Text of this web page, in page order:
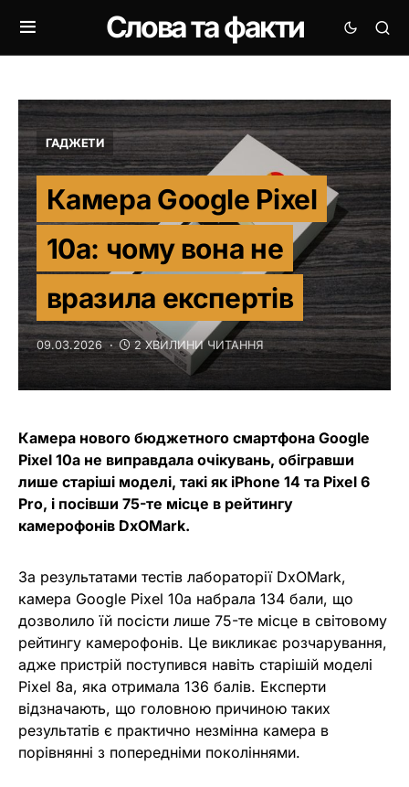
Слова та факти
ГАДЖЕТИ
Камера Google Pixel
10a: чому вона не
вразила експертів
09.03.2026 2 ХВИЛИНИ ЧИТАННЯ
Камера нового бюджетного смартфона Google
Pixel 10a не виправдала очікувань, обігравши
лише старіші моделі, такі як iPhone 14 та Pixel 6
Pro, і посівши 75-те місце в рейтингу
камерофонів DxOMark.
За результатами тестів лабораторії DxOMark,
камера Google Pixel 10a набрала 134 бали, що
дозволило їй посісти лише 75-те місце в світовому
рейтингу камерофонів. Це викликає розчарування,
адже пристрій поступився навіть старішій моделі
Pixel 8a, яка отримала 136 балів. Експерти
відзначають, що головною причиною таких
результатів є практично незмінна камера в
порівнянні з попередніми поколіннями.